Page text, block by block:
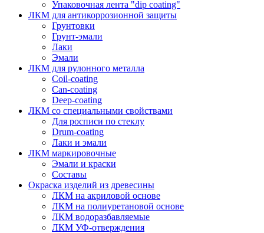
Упаковочная лента "dip coating"
ЛКМ для антикоррозионной защиты
Грунтовки
Грунт-эмали
Лаки
Эмали
ЛКМ для рулонного металла
Coil-coating
Can-coating
Deep-coating
ЛКМ со специальными свойствами
Для росписи по стеклу
Drum-coating
Лаки и эмали
ЛКМ маркировочные
Эмали и краски
Составы
Окраска изделий из древесины
ЛКМ на акриловой основе
ЛКМ на полиуретановой основе
ЛКМ водоразбавляемые
ЛКМ УФ-отверждения